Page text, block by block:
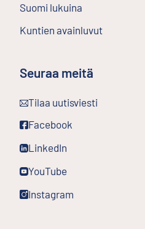
Suomi lukuina
Kuntien avainluvut
Seuraa meitä
Tilaa uutisviesti
Ulkoinen linkki
Facebook
Ulkoinen linkki
LinkedIn
Ulkoinen linkki
YouTube
Ulkoinen linkki
Instagram
Ulkoinen linkki